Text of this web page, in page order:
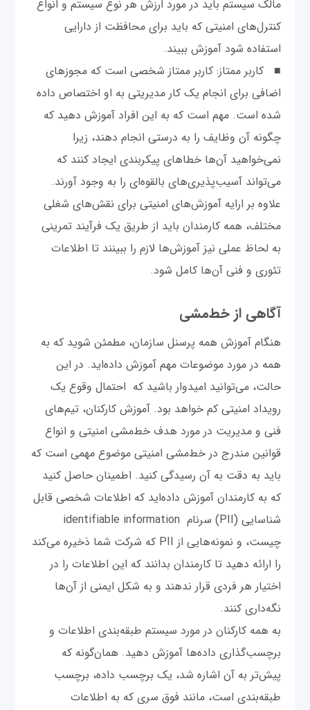
مالک سیستم باید در مورد ارزش هر نوع سیستم و انواع
کنترل‌های امنیتی که باید برای محافظت از دارایی
استفاده شود آموزش ببیند.
■ کاربر ممتاز: کاربر ممتاز شخصی است که مجوزهای
اضافی برای انجام یک کار مدیریتی به او اختصاص داده
شده است. مهم است که به این افراد آموزش دهید که
چگونه آن وظایف را به درستی انجام دهند، زیرا
نمی‌خواهید آن‌ها خطاهای پیکربندی ایجاد کنند که
می‌تواند آسیب‌پذیری‌های بالقوه‌ای را به وجود آورند.
علاوه بر ارایه آموزش‌های امنیتی برای نقش‌های شغلی
مختلف، همه کارمندان باید از طریق یک فرآیند تمرینی
به لحاظ عملی نیز آموزش‌ها لازم را ببینند تا اطلاعات
تئوری و فنی آن‌ها کامل شود.
آگاهی از خط‌مشی
هنگام آموزش همه پرسنل سازمان، مطمئن شوید که به
همه در مورد موضوعات مهم آموزش داده‌اید. در این
حالت، می‌توانید امیدوار باشید که احتمال وقوع یک
رویداد امنیتی کم خواهد بود. آموزش کارکنان، تیم‌های
فنی و مدیریت در مورد هدف خط‌مشی امنیتی و انواع
قوانین مندرج در خط‌مشی امنیتی موضوع مهمی است که
باید به دقت به آن رسیدگی کنید. اطمینان حاصل کنید
که به کارمندان آموزش داده‌اید که اطلاعات شخصی قابل
شناسایی (PII) سرنام identifiable information
چیست، و نمونه‌هایی از PII که شرکت شما ذخیره می‌کند
را ارائه دهید تا کارمندان بدانند که این اطلاعات را در
اختیار هر فردی قرار ندهند و به شکل ایمنی از آن‌ها
نگه‌داری کنند.
به همه کارکنان در مورد سیستم طبقه‌بندی اطلاعات و
برچسب‌گذاری داده‌ها آموزش دهید. همان‌گونه که
پیش‌تر به آن اشاره شد، یک برچسب داده، برچسب
طبقه‌بندی است، مانند فوق سری که به اطلاعات